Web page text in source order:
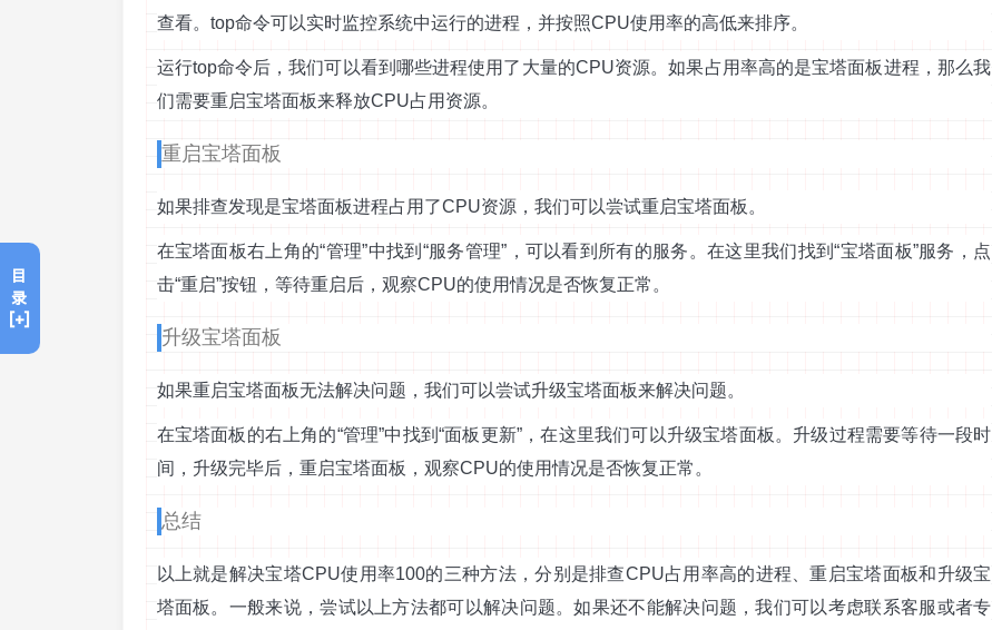
查看。top命令可以实时监控系统中运行的进程，并按照CPU使用率的高低来排序。
运行top命令后，我们可以看到哪些进程使用了大量的CPU资源。如果占用率高的是宝塔面板进程，那么我
们需要重启宝塔面板来释放CPU占用资源。
重启宝塔面板
如果排查发现是宝塔面板进程占用了CPU资源，我们可以尝试重启宝塔面板。
在宝塔面板右上角的“管理”中找到“服务管理”，可以看到所有的服务。在这里我们找到“宝塔面板”服务，点
击“重启”按钮，等待重启后，观察CPU的使用情况是否恢复正常。
升级宝塔面板
如果重启宝塔面板无法解决问题，我们可以尝试升级宝塔面板来解决问题。
在宝塔面板的右上角的“管理”中找到“面板更新”，在这里我们可以升级宝塔面板。升级过程需要等待一段时
间，升级完毕后，重启宝塔面板，观察CPU的使用情况是否恢复正常。
总结
以上就是解决宝塔CPU使用率100的三种方法，分别是排查CPU占用率高的进程、重启宝塔面板和升级宝
塔面板。一般来说，尝试以上方法都可以解决问题。如果还不能解决问题，我们可以考虑联系客服或者专
目
录
[+]